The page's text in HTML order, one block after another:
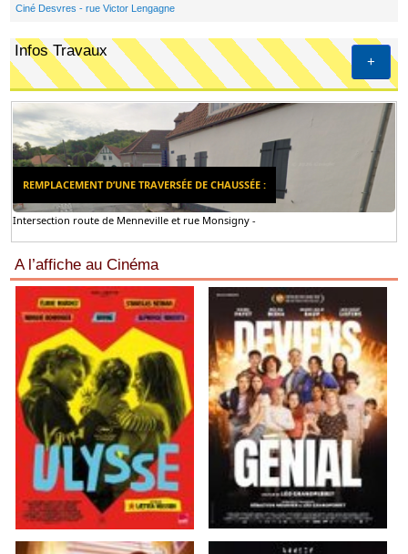
Ciné Desvres - rue Victor Lengagne
+
Infos Travaux
REMPLACEMENT D’UNE TRAVERSÉE DE CHAUSSÉE :
Intersection route de Menneville et rue Monsigny -
A l’affiche au Cinéma